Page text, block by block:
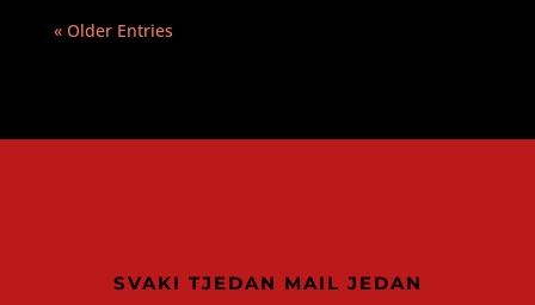
« Older Entries
SVAKI TJEDAN MAIL JEDAN